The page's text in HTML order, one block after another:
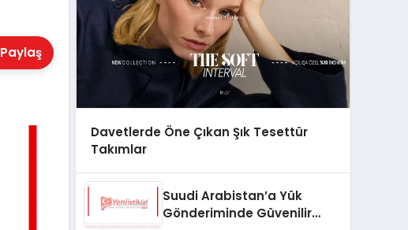
Paylaş
Davetlerde Öne Çıkan Şık Tesettür
Takımlar
Suudi Arabistan’a Yük
Gönderiminde Güvenilir